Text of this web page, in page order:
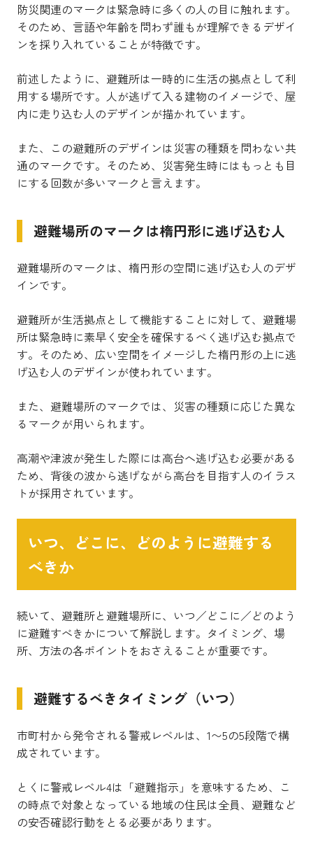
防災関連のマークは緊急時に多くの人の目に触れます。
そのため、言語や年齢を問わず誰もが理解できるデザイ
ンを採り入れていることが特徴です。
前述したように、避難所は一時的に生活の拠点として利
用する場所です。人が逃げて入る建物のイメージで、屋
内に走り込む人のデザインが描かれています。
また、この避難所のデザインは災害の種類を問わない共
通のマークです。そのため、災害発生時にはもっとも目
にする回数が多いマークと言えます。
避難場所のマークは楕円形に逃げ込む人
避難場所のマークは、楕円形の空間に逃げ込む人のデザ
インです。
避難所が生活拠点として機能することに対して、避難場
所は緊急時に素早く安全を確保するべく逃げ込む拠点で
す。そのため、広い空間をイメージした楕円形の上に逃
げ込む人のデザインが使われています。
また、避難場所のマークでは、災害の種類に応じた異な
るマークが用いられます。
高潮や津波が発生した際には高台へ逃げ込む必要がある
ため、背後の波から逃げながら高台を目指す人のイラス
トが採用されています。
いつ、どこに、どのように避難する
べきか
続いて、避難所と避難場所に、いつ／どこに／どのよう
に避難すべきかについて解説します。タイミング、場
所、方法の各ポイントをおさえることが重要です。
避難するべきタイミング（いつ）
市町村から発令される警戒レベルは、1〜5の5段階で構
成されています。
とくに警戒レベル4は「避難指示」を意味するため、こ
の時点で対象となっている地域の住民は全員、避難など
の安否確認行動をとる必要があります。